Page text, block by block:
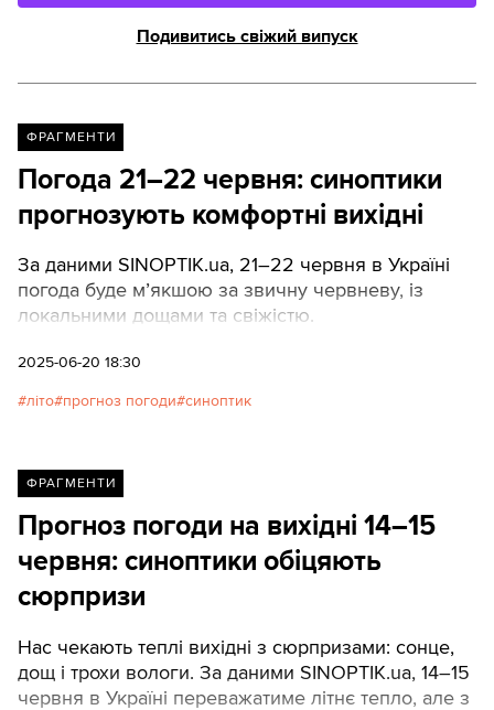
Подивитись свіжий випуск
ФРАГМЕНТИ
Погода 21–22 червня: синоптики
прогнозують комфортні вихідні
За даними SINOPTIK.ua, 21–22 червня в Україні
погода буде м’якшою за звичну червневу, із
локальними дощами та свіжістю.
2025-06-20 18:30
літо прогноз погоди синоптик
ФРАГМЕНТИ
Прогноз погоди на вихідні 14–15
червня: синоптики обіцяють
сюрпризи
Нас чекають теплі вихідні з сюрпризами: сонце,
дощ і трохи вологи. За даними SINOPTIK.ua, 14–15
червня в Україні переважатиме літнє тепло, але з